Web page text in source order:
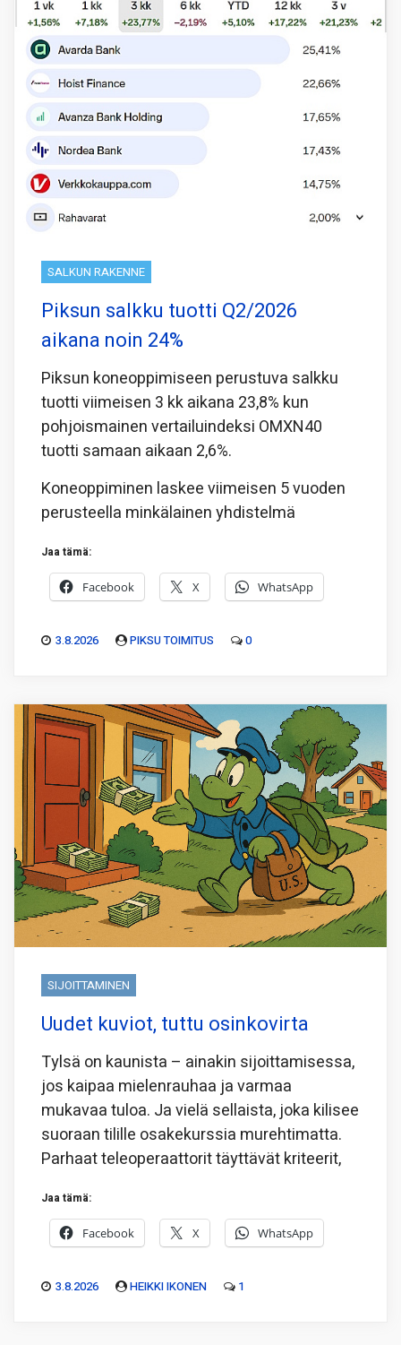
SALKUN RAKENNE
Piksun salkku tuotti Q2/2026
aikana noin 24%
Piksun koneoppimiseen perustuva salkku
tuotti viimeisen 3 kk aikana 23,8% kun
pohjoismainen vertailuindeksi OMXN40
tuotti samaan aikaan 2,6%.
Koneoppiminen laskee viimeisen 5 vuoden
perusteella minkälainen yhdistelmä
Jaa tämä:
Facebook X WhatsApp
3.8.2026 PIKSU TOIMITUS 0
SIJOITTAMINEN
Uudet kuviot, tuttu osinkovirta
Tylsä on kaunista – ainakin sijoittamisessa,
jos kaipaa mielenrauhaa ja varmaa
mukavaa tuloa. Ja vielä sellaista, joka kilisee
suoraan tilille osakekurssia murehtimatta.
Parhaat teleoperaattorit täyttävät kriteerit,
Jaa tämä:
Facebook X WhatsApp
3.8.2026 HEIKKI IKONEN 1